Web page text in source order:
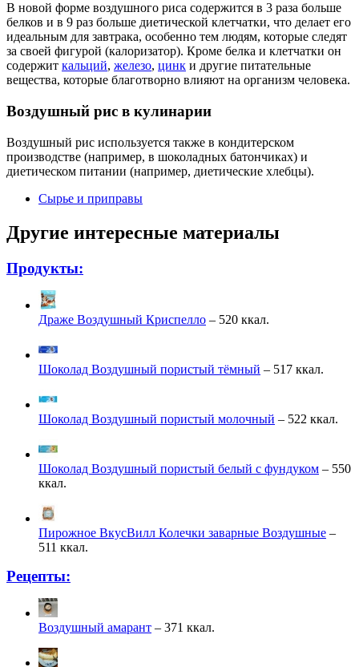
В новой форме воздушного риса содержится в 3 раза больше
белков и в 9 раз больше диетической клетчатки, что делает его
идеальным для завтрака, особенно тем людям, которые следят
за своей фигурой (калоризатор). Кроме белка и клетчатки он
содержит кальций, железо, цинк и другие питательные
вещества, которые благотворно влияют на организм человека.
Воздушный рис в кулинарии
Воздушный рис используется также в кондитерском
производстве (например, в шоколадных батончиках) и
диетическом питании (например, диетические хлебцы).
Сырье и приправы
Другие интересные материалы
Продукты:
Драже Воздушный Криспелло – 520 ккал.
Шоколад Воздушный пористый тёмный – 517 ккал.
Шоколад Воздушный пористый молочный – 522 ккал.
Шоколад Воздушный пористый белый с фундуком – 550
ккал.
Пирожное ВкусВилл Колечки заварные Воздушные –
511 ккал.
Рецепты:
Воздушный амарант – 371 ккал.